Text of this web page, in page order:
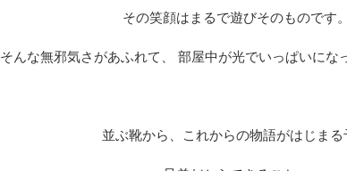
その笑顔はまるで遊びそのものです。
そんな無邪気さがあふれて、 部屋中が光でいっぱいにな
並ぶ靴から、これからの物語がはじまる